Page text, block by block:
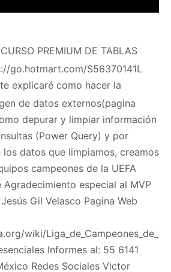
PREMIUM DE TABLAS
go.hotmart.com/S56370141L
explicaré como hacer la
de datos externos(pagina
depurar y limpiar información
(Power Query) y por
datos que limpiamos, creamos
campeones de la UEFA
Agradecimiento especial al MVP
Gil Velasco Pagina Web
wiki/Liga_de_Campeones_de_
Informes al: 55 6141
Redes Sociales Victor